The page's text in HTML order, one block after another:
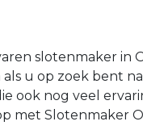
slotenmaker in
u op zoek bent
ook nog veel
met Slotenmaker